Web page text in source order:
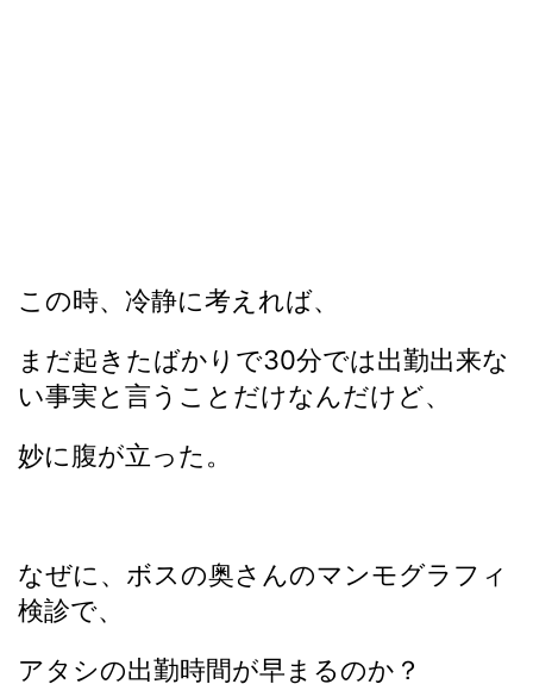
この時、冷静に考えれば、
まだ起きたばかりで30分では出勤出来な
い事実と言うことだけなんだけど、
妙に腹が立った。
なぜに、ボスの奥さんのマンモグラフィ
検診で、
アタシの出勤時間が早まるのか？